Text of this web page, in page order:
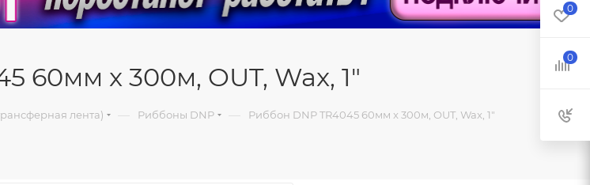
60мм x 300м, OUT, Wax, 1"
лента) — Риббоны DNP — Риббон DNP TR4045 60мм x 300м, OUT, Wax, 1"
0
0